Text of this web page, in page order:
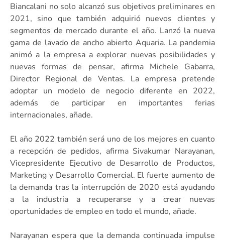
Biancalani no solo alcanzó sus objetivos preliminares en
2021, sino que también adquirió nuevos clientes y
segmentos de mercado durante el año. Lanzó la nueva
gama de lavado de ancho abierto Aquaria. La pandemia
animó a la empresa a explorar nuevas posibilidades y
nuevas formas de pensar, afirma Michele Gabarra,
Director Regional de Ventas. La empresa pretende
adoptar un modelo de negocio diferente en 2022,
además de participar en importantes ferias
internacionales, añade.
El año 2022 también será uno de los mejores en cuanto
a recepción de pedidos, afirma Sivakumar Narayanan,
Vicepresidente Ejecutivo de Desarrollo de Productos,
Marketing y Desarrollo Comercial. El fuerte aumento de
la demanda tras la interrupción de 2020 está ayudando
a la industria a recuperarse y a crear nuevas
oportunidades de empleo en todo el mundo, añade.
Narayanan espera que la demanda continuada impulse